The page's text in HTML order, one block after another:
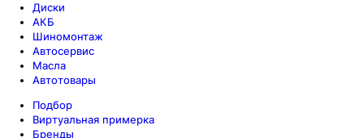
Диски
АКБ
Шиномонтаж
Автосервис
Масла
Автотовары
Подбор
Виртуальная примерка
Бренды